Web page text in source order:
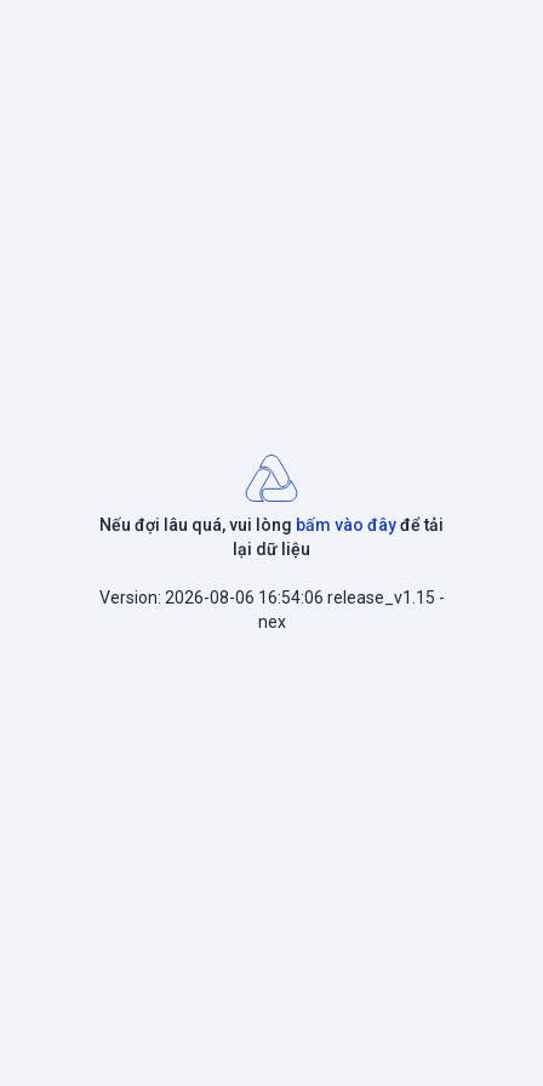
Nếu đợi lâu quá, vui lòng bấm vào đâyđể tải
lại dữ liệu
Version: 2026-08-06 16:54:06 release_v1.15 -
nex